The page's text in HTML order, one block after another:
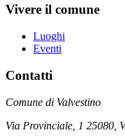
Vivere il comune
Luoghi
Eventi
Contatti
Comune di Valvestino
Via Provinciale, 1 25080,